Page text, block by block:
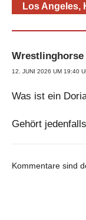
Los Angeles,
Wrestlinghorse
12. JUNI 2026 UM 19:40
Was ist ein
Gehört
Kommentare sind